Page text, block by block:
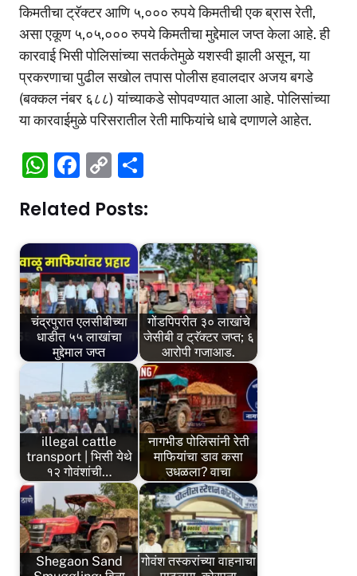
किमतीचा ट्रॅक्टर आणि ५,००० रुपये किमतीची एक ब्रास रेती,
असा एकूण ५,०५,००० रुपये किमतीचा मुद्देमाल जप्त केला आहे. ही
कारवाई भिसी पोलिसांच्या सतर्कतेमुळे यशस्वी झाली असून, या
प्रकरणाचा पुढील सखोल तपास पोलीस हवालदार अजय बगडे
(बक्कल नंबर ६८८) यांच्याकडे सोपवण्यात आला आहे. पोलिसांच्या
या कारवाईमुळे परिसरातील रेती माफियांचे धाबे दणाणले आहेत.
W
at
s
A
p
p
F
c
e
b
o
o
k
C
p
y
Li
n
k
ar
e
Related Posts:
चंद्रपुरात एलसीबीच्या
धाडीत ५५ लाखांचा
मुद्देमाल जप्त
गोंडपिपरीत ३० लाखांचे
जेसीबी व ट्रॅक्टर जप्त; ६
आरोपी गजाआड.
illegal cattle
transport | भिसी येथे
१२ गोवंशांची…
नागभीड पोलिसांनी रेती
माफियांचा डाव कसा
उधळला? वाचा
Shegaon Sand
गोवंश तस्करांच्या वाहनाचा